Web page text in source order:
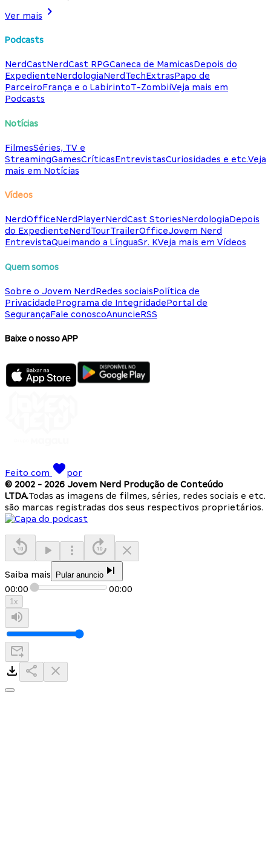
Ver mais
Podcasts
NerdCastNerdCast RPGCaneca de MamicasDepois do
ExpedienteNerdologiaNerdTechExtrasPapo de
ParceiroFrança e o LabirintoT-ZombiiVeja mais em
Podcasts
Notícias
FilmesSéries, TV e
StreamingGamesCríticasEntrevistasCuriosidades e etc.Veja
mais em Notícias
Vídeos
NerdOfficeNerdPlayerNerdCast StoriesNerdologiaDepois
do ExpedienteNerdTourTrailerOfficeJovem Nerd
EntrevistaQueimando a LínguaSr. KVeja mais em Vídeos
Quem somos
Sobre o Jovem NerdRedes sociaisPolítica de
PrivacidadePrograma de IntegridadePortal de
SegurançaFale conoscoAnuncieRSS
Baixe o nosso APP
Feito com
por
© 2002 - 2026 Jovem Nerd Produção de Conteúdo
LTDA.Todas as imagens de filmes, séries, redes sociais e etc.
são marcas registradas dos seus respectivos proprietários.
Saiba mais Pular anuncio
00:00 00:00
1x